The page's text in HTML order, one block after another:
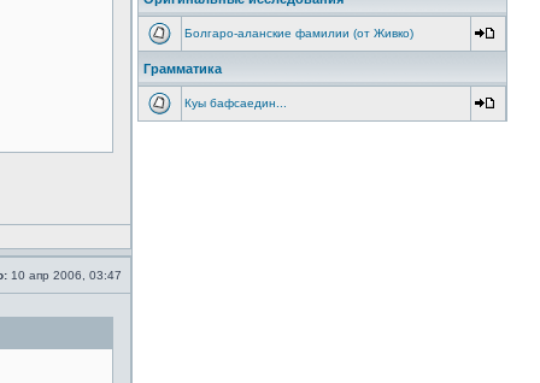
10 апр 2006, 03:47
Болгаро-аланские фамилии (от Живко)
Грамматика
Куы бафсаедин...